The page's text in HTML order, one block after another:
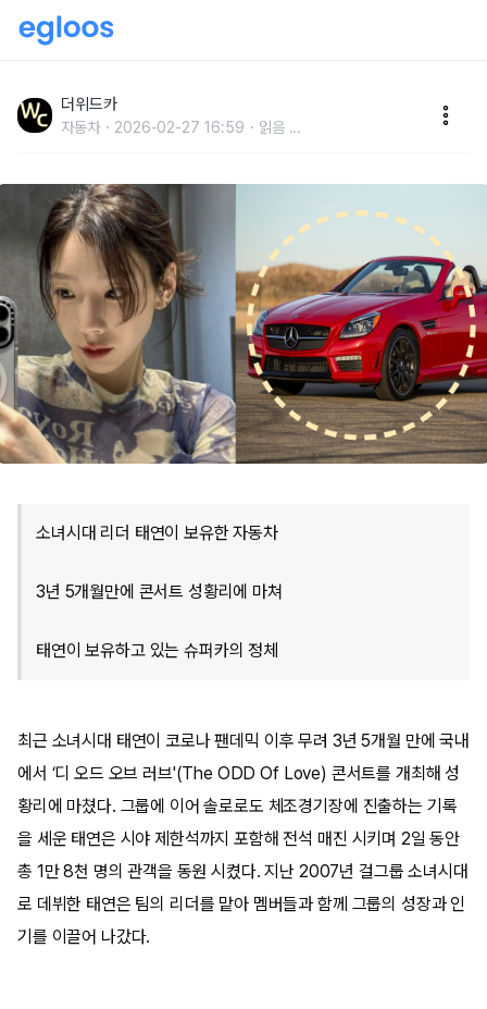
난 가격더위드카
자동차 2026-02-27 16:59 읽음 ...
소녀시대 리더 태연이 보유한 자동차
3년 5개월만에 콘서트 성황리에 마쳐
태연이 보유하고 있는 슈퍼카의 정체
최근 소녀시대 태연이 코로나 팬데믹 이후 무려 3년 5개월 만에 국내
에서 ‘디 오드 오브 러브'(The ODD Of Love) 콘서트를 개최해 성
황리에 마쳤다. 그룹에 이어 솔로로도 체조경기장에 진출하는 기록
을 세운 태연은 시야 제한석까지 포함해 전석 매진 시키며 2일 동안
총 1만 8천 명의 관객을 동원 시켰다. 지난 2007년 걸그룹 소녀시대
로 데뷔한 태연은 팀의 리더를 맡아 멤버들과 함께 그룹의 성장과 인
기를 이끌어 나갔다.